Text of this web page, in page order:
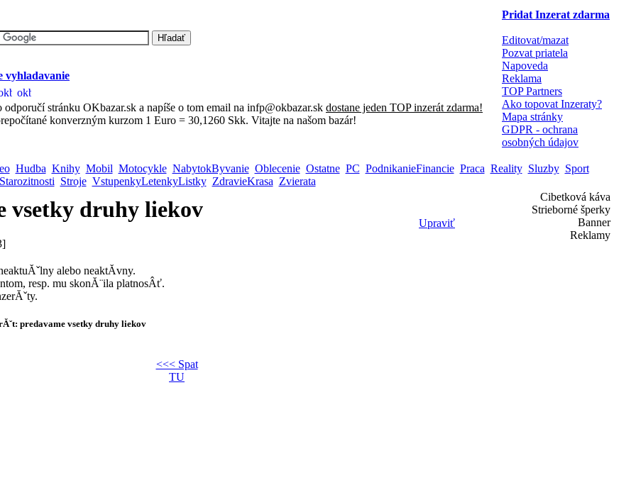
vyhladavanie
stránku OKbazar.sk a napíše o tom email na infp@okbazar.sk dostane jeden TOP inzerát zdarma!
konverzným kurzom 1 Euro = 30,1260 Skk. Vitajte na našom bazár!
Pridat Inzerat zdarma
Editovat/mazat
Pozvat priatela
Napoveda
Reklama
TOP Partners
Ako topovat Inzeraty?
Mapa stránky
GDPR - ochrana
osobných údajov
Hudba Knihy Mobil Motocykle NabytokByvanie Oblecenie Ostatne PC PodnikanieFinancie Praca Reality Sluzby Sport
Stroje VstupenkyLetenkyListky ZdravieKrasa Zvierata
vsetky druhy liekov
Upraviť
alebo neaktĂ­vny.
resp. mu skonĂ¨ila platnosÂť.
predavame vsetky druhy liekov
<<< Spat
TU
Cibetková káva
Strieborné šperky
Banner
Reklamy